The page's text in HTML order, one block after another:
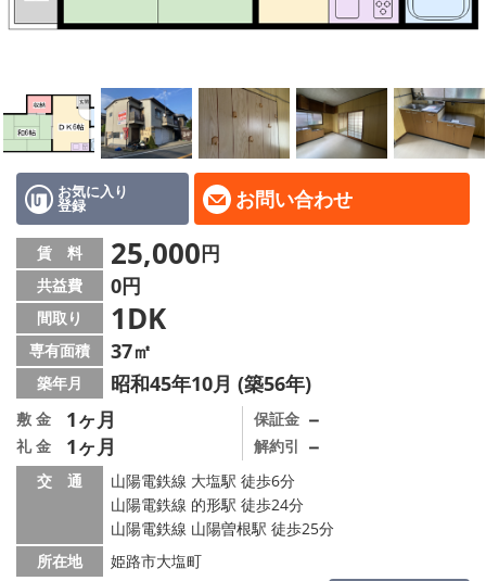
地域から探す
地図から探す
スタッフ
店舗情報·アクセス
会社概要
メールでお問い合わせ
お気に入り
登録 お問い合わせ
賃 料 25,000円
共益費 0円
間取り 1DK
専有面積 37㎡
築年月 昭和45年10月 (築56年)
敷 金 1ヶ月
礼 金 1ヶ月
保証金 －
解約引 －
交 通
山陽電鉄線 大塩駅 徒歩6分
山陽電鉄線 的形駅 徒歩24分
山陽電鉄線 山陽曽根駅 徒歩25分
所在地
姫路市大塩町